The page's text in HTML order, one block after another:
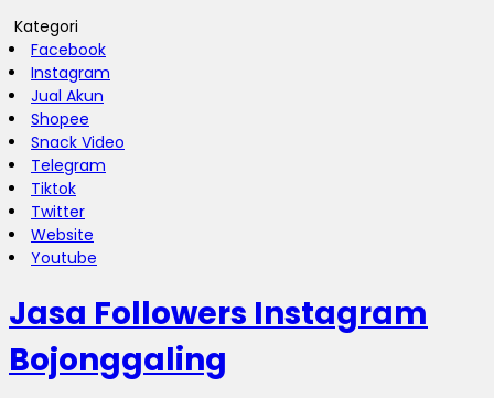
Kategori
Facebook
Instagram
Jual Akun
Shopee
Snack Video
Telegram
Tiktok
Twitter
Website
Youtube
Jasa Followers Instagram
Bojonggaling